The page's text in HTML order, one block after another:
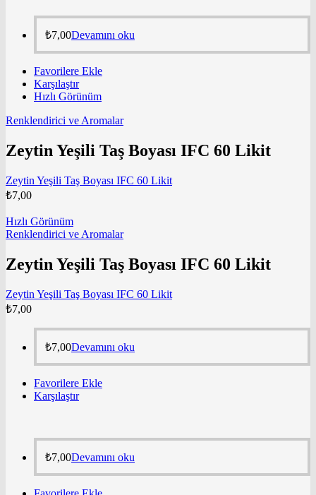
₺7,00Devamını oku
Favorilere Ekle
Karşılaştır
Hızlı Görünüm
Renklendirici ve Aromalar
Zeytin Yeşili Taş Boyası IFC 60 Likit
Zeytin Yeşili Taş Boyası IFC 60 Likit
₺7,00
Hızlı Görünüm
Renklendirici ve Aromalar
Zeytin Yeşili Taş Boyası IFC 60 Likit
Zeytin Yeşili Taş Boyası IFC 60 Likit
₺7,00
₺7,00Devamını oku
Favorilere Ekle
Karşılaştır
₺7,00Devamını oku